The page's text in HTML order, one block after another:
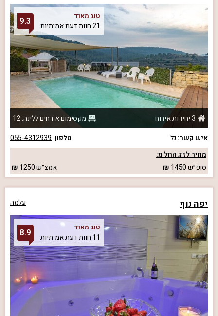
טוב מאוד
21 חוות דעת אמיתיות
9.3
3 יחידות אירוח
מקסימום אורחים ללינה: 12
איש קשר:גל טלפון: 055-4312939
מחיר לזוג החל מ:
סופ״ש1450 אמצ״ש1250
יפה נוף עלמה
טוב מאוד
11 חוות דעת אמיתיות
8.9